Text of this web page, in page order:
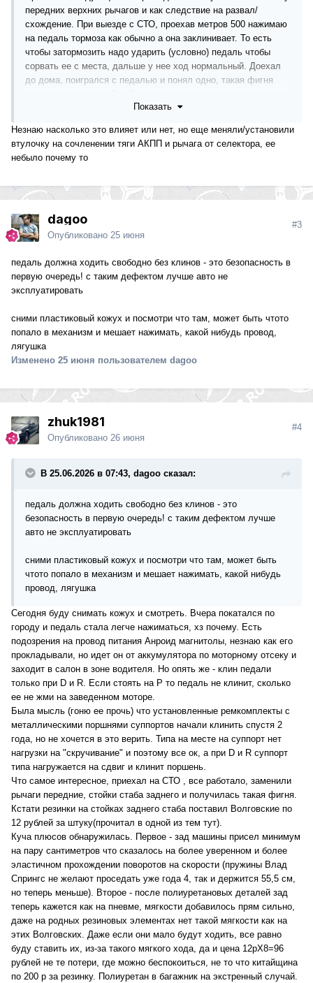
передних верхних рычагов и как следствие на развал/
схождение. При выезде с СТО, проехав метров 500 нажимаю
на педаль тормоза как обычно а она заклинивает. То есть
чтобы затормозить надо ударить (условно) педаль чтобы
сорвать ее с места, дальше у нее ход нормальный. Доехал
до дома, поигрался с педалью и понял одно, такая фигня
Вопрос собственно в том, что там могли поломать и за что
Показать
Незнаю насколько это влияет или нет, но еще меняли/установили
втулочку на сочленении тяги АКПП и рычага от селектора, ее
небыло почему то
dagoo
Опубликовано 25 июня
#3
педаль должна ходить свободно без клинов - это безопасность в
первую очередь! с таким дефектом лучше авто не
эксплуатировать
сними пластиковый кожух и посмотри что там, может быть чтото
попало в механизм и мешает нажимать, какой нибудь провод,
лягушка
Изменено 25 июня пользователем dagoo
zhuk1981
Опубликовано 26 июня
#4
В 25.06.2026 в 07:43, dagoo сказал:
педаль должна ходить свободно без клинов - это
безопасность в первую очередь! с таким дефектом лучше
авто не эксплуатировать
сними пластиковый кожух и посмотри что там, может быть
чтото попало в механизм и мешает нажимать, какой нибудь
провод, лягушка
Сегодня буду снимать кожух и смотреть. Вчера покатался по
городу и педаль стала легче нажиматься, хз почему. Есть
подозрения на провод питания Анроид магнитолы, незнаю как его
прокладывали, но идет он от аккумулятора по моторному отсеку и
заходит в салон в зоне водителя. Но опять же - клин педали
только при D и R. Если стоять на P то педаль не клинит, сколько
ее не жми на заведенном моторе.
Была мысль (гоню ее прочь) что установленные ремкомплекты с
металлическими поршнями суппортов начали клинить спустя 2
года, но не хочется в это верить. Типа на месте на суппорт нет
нагрузки на "скручивание" и поэтому все ок, а при D и R суппорт
типа нагружается на сдвиг и клинит поршень.
Что самое интересное, приехал на СТО , все работало, заменили
рычаги передние, стойки стаба заднего и получилась такая фигня.
Кстати резинки на стойках заднего стаба поставил Волговские по
12 рублей за штуку(прочитал в одной из тем тут).
Куча плюсов обнаружилась. Первое - зад машины присел минимум
на пару сантиметров что сказалось на более уверенном и более
эластичном прохождении поворотов на скорости (пружины Влад
Спрингс не желают проседать уже года 4, так и держится 55,5 см,
но теперь меньше). Второе - после полиуретановых деталей зад
теперь кажется как на пневме, мягкости добавилось прям сильно,
даже на родных резиновых элементах нет такой мягкости как на
этих Волговских. Даже если они мало будут ходить, все равно
буду ставить их, из-за такого мягкого хода, да и цена 12рХ8=96
рублей не те потери, где можно беспокоиться, не то что китайщина
по 200 р за резинку. Полиуретан в багажник на экстренный случай.